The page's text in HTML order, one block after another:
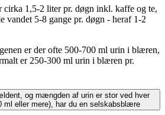
cirka 1,5-2 liter pr. døgn inkl. kaffe og te,
vandet 5-8 gange pr. døgn - heraf 1-2
er der ofte 500-700 ml urin i blæren,
er 250-300 ml urin i blæren pr.
og mængden af urin er stor ved hver
ml eller mere), har du en selskabsblære